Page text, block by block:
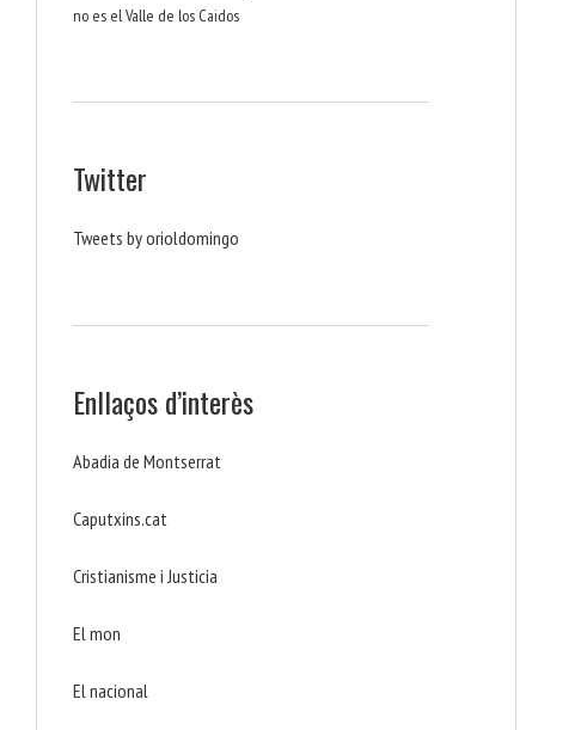
no es el Valle de los Caidos
Twitter
Tweets by orioldomingo
Enllaços d’interès
Abadia de Montserrat
Caputxins.cat
Cristianisme i Justicia
El mon
El nacional